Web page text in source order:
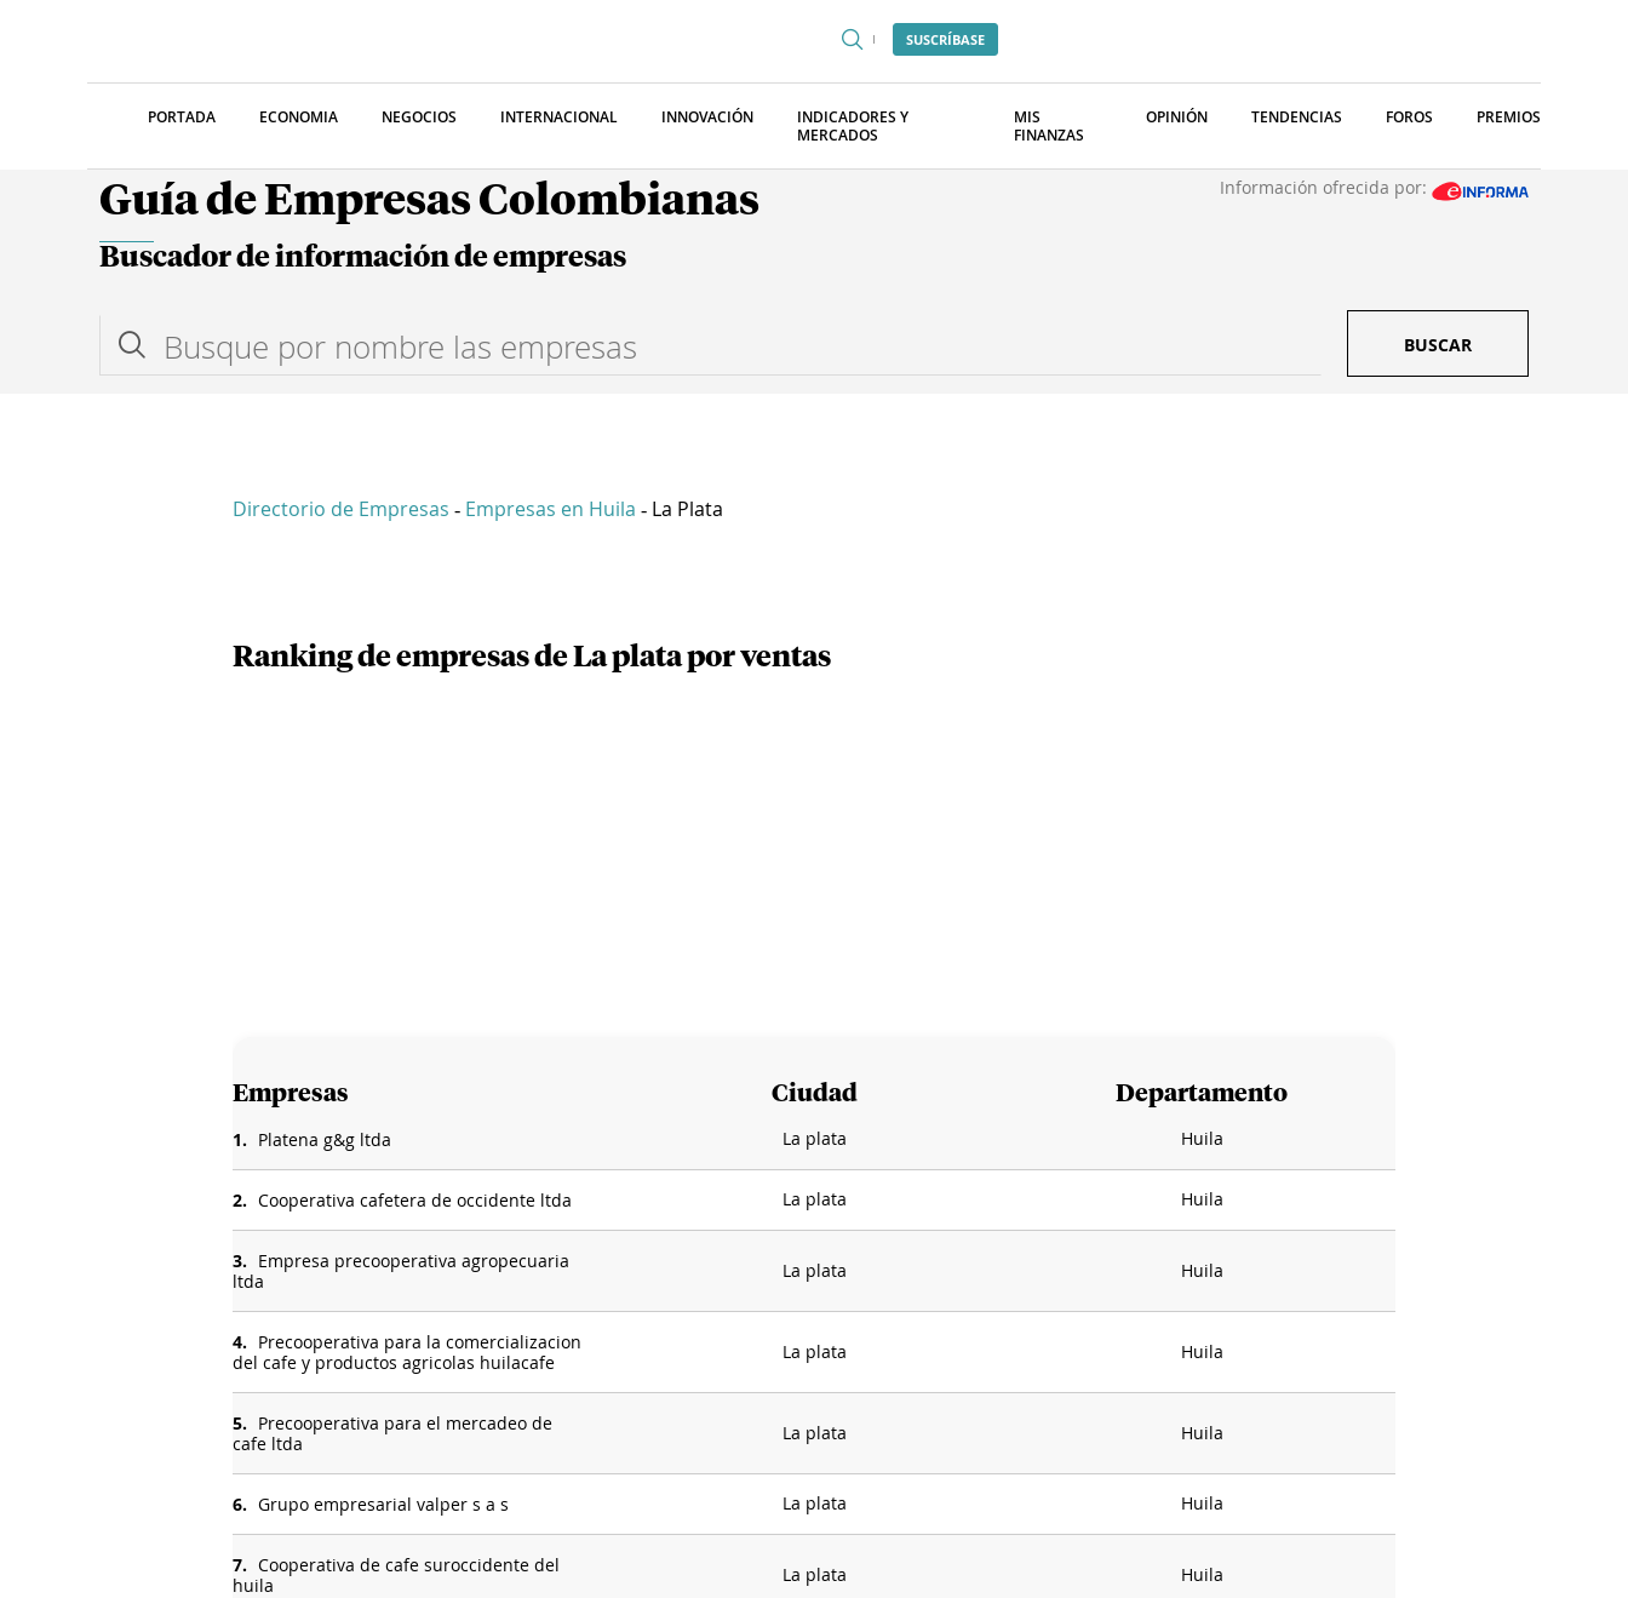
SUSCRÍBASE
PORTADA ECONOMIA NEGOCIOS INTERNACIONAL INNOVACIÓN
INDICADORES Y
MERCADOS
MIS
FINANZAS
OPINIÓN TENDENCIAS FOROS PREMIOS
Guía de Empresas Colombianas Información ofrecida por:
Buscador de información de empresas
BUSCAR
Directorio de Empresas - Empresas en Huila - La Plata
Ranking de empresas de La plata por ventas
Empresas Ciudad Departamento
1. Platena g&g ltda La plata Huila
2. Cooperativa cafetera de occidente ltda La plata Huila
3. Empresa precooperativa agropecuaria
ltda
La plata Huila
4. Precooperativa para la comercializacion
del cafe y productos agricolas huilacafe
La plata Huila
5. Precooperativa para el mercadeo de
cafe ltda
La plata Huila
6. Grupo empresarial valper s a s La plata Huila
7. Cooperativa de cafe suroccidente del
huila
La plata Huila